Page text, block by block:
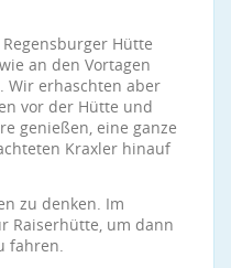
Hütte
an den Vortagen
Wir erhaschten aber
vor der Hütte und
genießen, eine ganze
Kraxler hinauf
zu denken. Im
Raiserhütte, um dann
fahren.